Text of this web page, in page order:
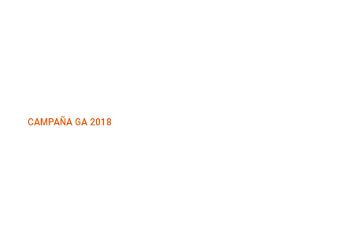
CAMPAÑA GA 2018